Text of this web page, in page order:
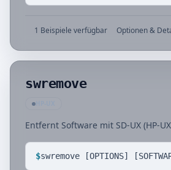
1 Beispiele verfügbar Optionen &
swremove
Entfernt Software mit SD-UX (HP-
$swremove [OPTIONS]